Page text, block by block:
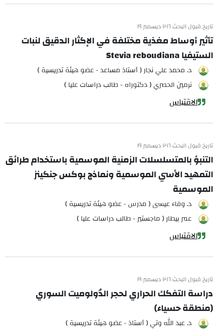
تاريخ قبول البحث ٢٠١٦ ديسمبر ١٩
تأثير أوساط مغذية مختلفة في الإكثار الدقيق لنبات
الستيفيا Stevia reboudiana
د. محمد علي نجار ( أستاذ مساعد - عضو هيئة تدريسية )
نرمين الحصري ( دكتوراه - طالب دراسات عليا )
الاقتباس
تاريخ قبول البحث ٢٠١٦ ديسمبر ١٩
التنبؤ بالمتسلسلات الزمنية الموسمية باستخدام طرائق
التمهيد الأسي الموسمية ونماذج بوكس جنكينز
الموسمية
د. وفاء عيسى ( مدرس - عضو هيئة تدريسية )
عمر بيطار ( ماجستير - طالب دراسات عليا )
الاقتباس
تاريخ قبول البحث ٢٠١٦ ديسمبر ١٩
دراسة التفكك الحراري لحجر الدُولوميت السوري
(منطقة حسياء)
د. عبد الله وتي ( أستاذ - عضو هيئة تدريسية )